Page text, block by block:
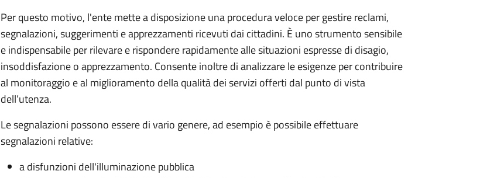
Per questo motivo, l'ente mette a disposizione una procedura veloce per gestire reclami,
segnalazioni, suggerimenti e apprezzamenti ricevuti dai cittadini. È uno strumento sensibile
e indispensabile per rilevare e rispondere rapidamente alle situazioni espresse di disagio,
insoddisfazione o apprezzamento. Consente inoltre di analizzare le esigenze per contribuire
al monitoraggio e al miglioramento della qualità dei servizi offerti dal punto di vista
dell’utenza.
Le segnalazioni possono essere di vario genere, ad esempio è possibile effettuare
segnalazioni relative:
a disfunzioni dell'illuminazione pubblica